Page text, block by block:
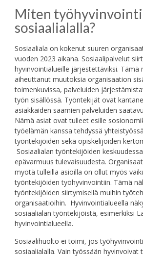
Miten
sosiaalialalla?
Sosiaaliala on kokenut suuren
vuoden 2023 aikana. Sosiaalipalvelut
hyvinvointialueille järjestettäviksi. Tämä
aiheuttanut muutoksia organisaation
toimenkuvissa, palveluiden
työn sisällössä. Työntekijät ovat
asiakkaiden saamien palveluiden
Nämä asiat ovat tulleet esille
työelämän kanssa tehdyssä
työntekijöiden sekä opiskelijoiden
Sosiaalialan työntekijöiden
epävarmuus tulevaisuudesta.
myötä tulleilla asioilla on ollut myös
työntekijöiden työhyvinvointiin. Tämä
työntekijöiden siirtymisellä muihin
organisaatioihin. Hyvinvointialueella
sosiaalialan työntekijöistä, esimerkiksi
hyvinvointialueella.
Sosiaalihuolto ei toimi, jos
sosiaalialalla. Vain työssään